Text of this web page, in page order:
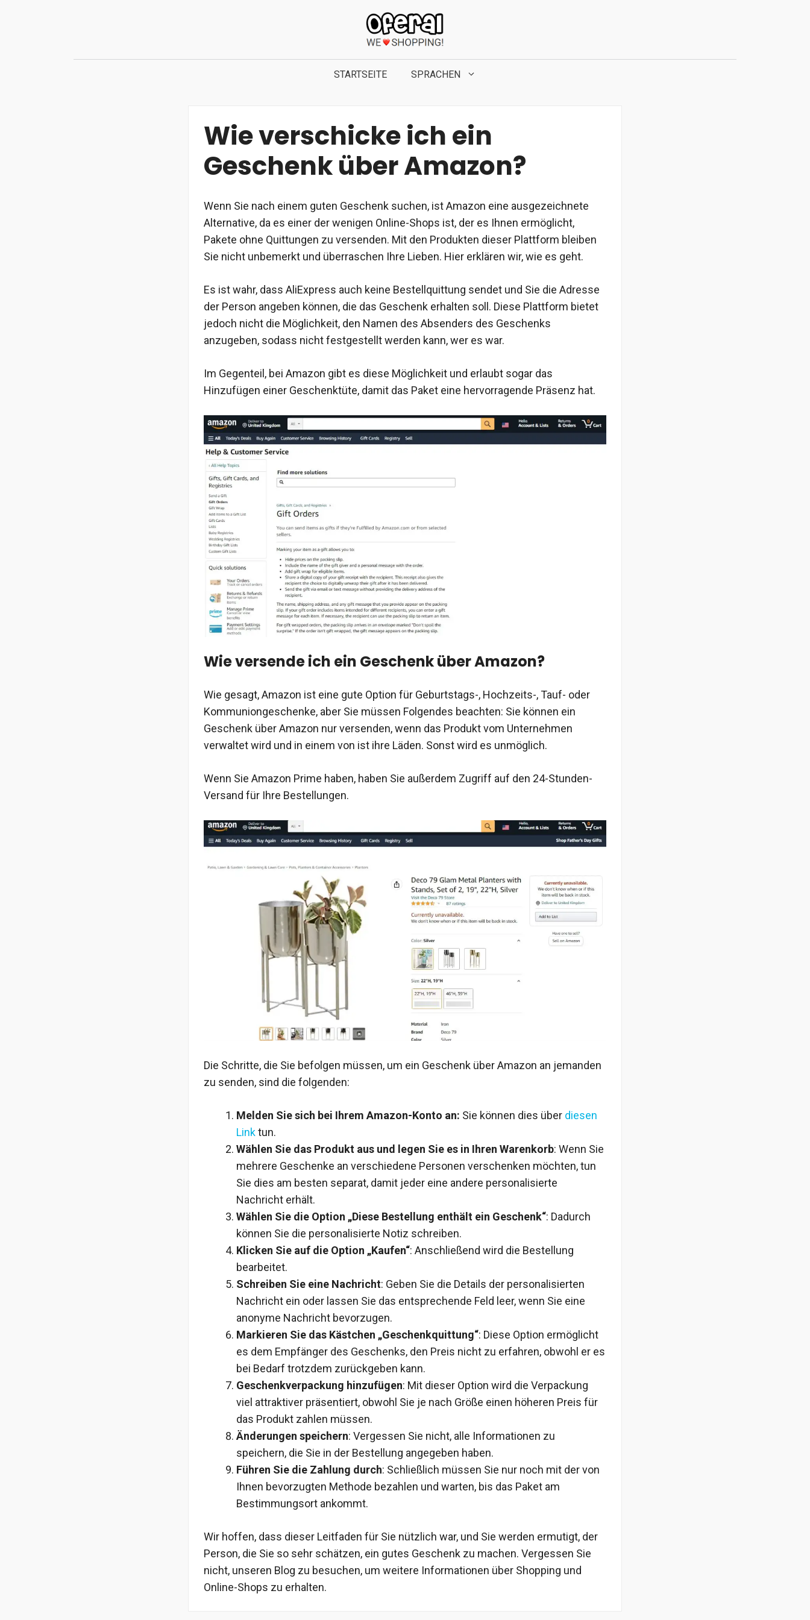
STARTSEITE SPRACHEN
Wie verschicke ich ein
Geschenk über Amazon?
Wenn Sie nach einem guten Geschenk suchen, ist Amazon eine ausgezeichnete
Alternative, da es einer der wenigen Online-Shops ist, der es Ihnen ermöglicht,
Pakete ohne Quittungen zu versenden. Mit den Produkten dieser Plattform bleiben
Sie nicht unbemerkt und überraschen Ihre Lieben. Hier erklären wir, wie es geht.
Es ist wahr, dass AliExpress auch keine Bestellquittung sendet und Sie die Adresse
der Person angeben können, die das Geschenk erhalten soll. Diese Plattform bietet
jedoch nicht die Möglichkeit, den Namen des Absenders des Geschenks
anzugeben, sodass nicht festgestellt werden kann, wer es war.
Im Gegenteil, bei Amazon gibt es diese Möglichkeit und erlaubt sogar das
Hinzufügen einer Geschenktüte, damit das Paket eine hervorragende Präsenz hat.
Wie versende ich ein Geschenk über Amazon?
Wie gesagt, Amazon ist eine gute Option für Geburtstags-, Hochzeits-, Tauf- oder
Kommuniongeschenke, aber Sie müssen Folgendes beachten: Sie können ein
Geschenk über Amazon nur versenden, wenn das Produkt vom Unternehmen
verwaltet wird und in einem von ist ihre Läden. Sonst wird es unmöglich.
Wenn Sie Amazon Prime haben, haben Sie außerdem Zugriff auf den 24-Stunden-
Versand für Ihre Bestellungen.
Die Schritte, die Sie befolgen müssen, um ein Geschenk über Amazon an jemanden
zu senden, sind die folgenden:
Melden Sie sich bei Ihrem Amazon-Konto an: Sie können dies über diesen
Linktun.
Wählen Sie das Produkt aus und legen Sie es in Ihren Warenkorb: Wenn Sie
mehrere Geschenke an verschiedene Personen verschenken möchten, tun
Sie dies am besten separat, damit jeder eine andere personalisierte
Nachricht erhält.
Wählen Sie die Option „Diese Bestellung enthält ein Geschenk“: Dadurch
können Sie die personalisierte Notiz schreiben.
Klicken Sie auf die Option „Kaufen“: Anschließend wird die Bestellung
bearbeitet.
Schreiben Sie eine Nachricht: Geben Sie die Details der personalisierten
Nachricht ein oder lassen Sie das entsprechende Feld leer, wenn Sie eine
anonyme Nachricht bevorzugen.
Markieren Sie das Kästchen „Geschenkquittung“: Diese Option ermöglicht
es dem Empfänger des Geschenks, den Preis nicht zu erfahren, obwohl er es
bei Bedarf trotzdem zurückgeben kann.
Geschenkverpackung hinzufügen: Mit dieser Option wird die Verpackung
viel attraktiver präsentiert, obwohl Sie je nach Größe einen höheren Preis für
das Produkt zahlen müssen.
Änderungen speichern: Vergessen Sie nicht, alle Informationen zu
speichern, die Sie in der Bestellung angegeben haben.
Führen Sie die Zahlung durch: Schließlich müssen Sie nur noch mit der von
Ihnen bevorzugten Methode bezahlen und warten, bis das Paket am
Bestimmungsort ankommt.
Wir hoffen, dass dieser Leitfaden für Sie nützlich war, und Sie werden ermutigt, der
Person, die Sie so sehr schätzen, ein gutes Geschenk zu machen. Vergessen Sie
nicht, unseren Blog zu besuchen, um weitere Informationen über Shopping und
Online-Shops zu erhalten.